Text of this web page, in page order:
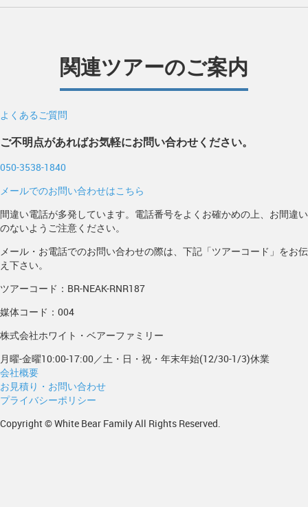
関連ツアーのご案内
よくあるご質問
ご不明点があればお気軽にお問い合わせください。
050-3538-1840
メールでのお問い合わせはこちら
間違い電話が多発しています。電話番号をよくお確かめの上、お間違い
のないようご注意ください。
メール・お電話でのお問い合わせの際は、下記「ツアーコード」をお伝
え下さい。
ツアーコード：BR-NEAK-RNR187
媒体コード：004
株式会社ホワイト・ベアーファミリー
月曜-金曜10:00-17:00／土・日・祝・年末年始(12/30-1/3)休業
会社概要
お見積り・お問い合わせ
プライバシーポリシー
Copyright © White Bear Family All Rights Reserved.